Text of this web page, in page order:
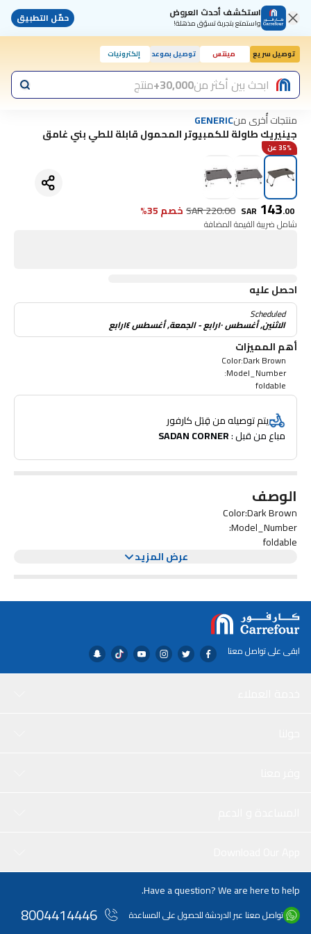
استكشف أحدث العروض
واستمتع بتجربة تسوّق مذهلة! حمّل التطبيق
توصيل سريع مينتس توصيل بموعد إلكترونيات
اليوم, 10:00 صابحث بين أكثر من30,000+ منتج
منتجات أُخرى منGENERIC
جينيريك طاولة للكمبيوتر المحمول قابلة للطي بني غامق
35% عن
SAR 143.00
SAR220.00 خصم 35%
شامل ضريبة القيمة المضافة
احصل عليه
Scheduled
الاثنين, أغسطس ١٠رابع - الجمعة, أغسطس ١٤رابع
أهم المميزات
Color:Dark Brown
Model_Number:
foldable
يتم توصيله من قِبَل كارفور
مباع من قبل : SADAN CORNER
الوصف
Color:Dark Brown
Model_Number:
foldable
عرض المزيد
ابقى على تواصل معنا
Have a question? We are here to help.
تواصل معنا عبر الدردشة للحصول على المساعدة 8004414446